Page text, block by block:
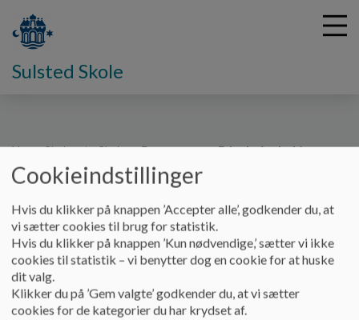
å
Sulsted Skole
Vores Skole Skolens Principper
Princip for hold - og
klassedannelse
Princip for hold - og klassedannelse
Princip for hold- og klassedannelse på Sulsted skole
Princip
Cookieindstillinger
Hvis du klikker på knappen ’Accepter alle’, godkender du, at
vi sætter cookies til brug for statistik.
Hvis du klikker på knappen ’Kun nødvendige,’ sætter vi ikke
cookies til statistik – vi benytter dog en cookie for at huske
dit valg.
Klikker du på ’Gem valgte’ godkender du, at vi sætter
cookies for de kategorier du har krydset af.